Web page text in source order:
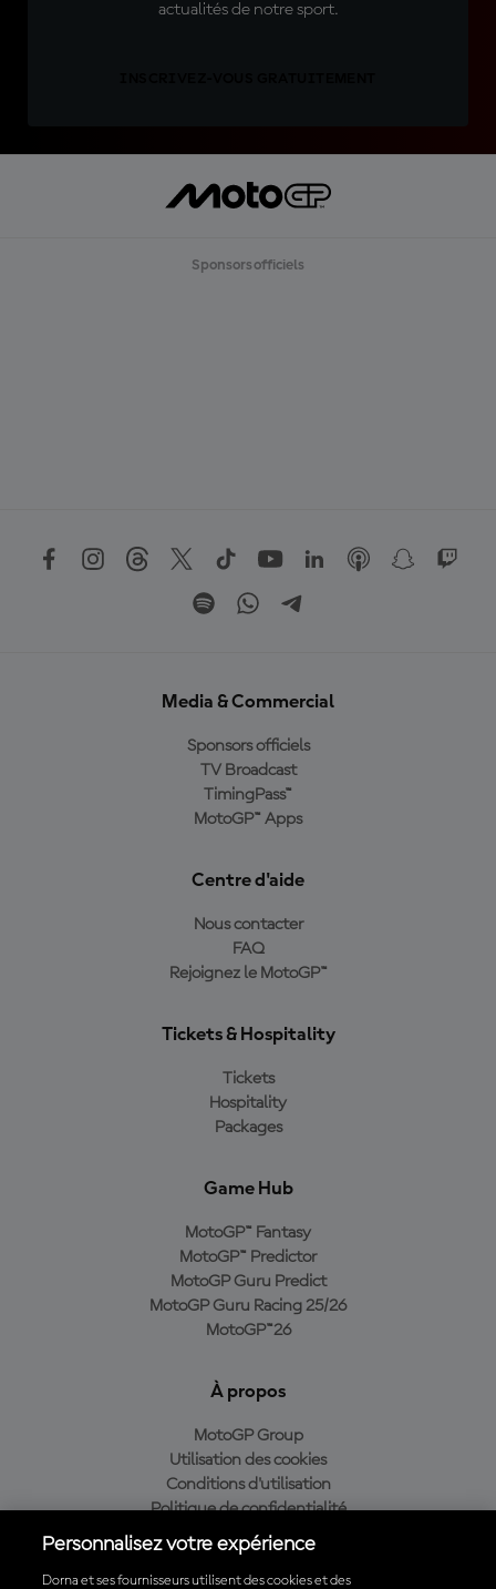
actualités de notre sport.
Sponsors officiels
Media & Commercial
Sponsors officiels
TV Broadcast
TimingPass™
MotoGP™ Apps
Centre d'aide
Nous contacter
FAQ
Rejoignez le MotoGP™
Tickets & Hospitality
Tickets
Hospitality
Packages
Game Hub
MotoGP™ Fantasy
MotoGP™ Predictor
MotoGP Guru Predict
MotoGP Guru Racing 25/26
MotoGP™26
À propos
MotoGP Group
Utilisation des cookies
Conditions d'utilisation
Politique de confidentialité
Politique d’achat
Personnalisez votre expérience
Dorna et ses fournisseurs utilisent des cookies et des